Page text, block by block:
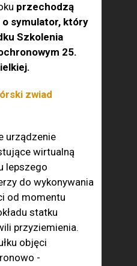
przechodzą
symulator, który
Szkolenia
25.
zwiad
urządzenie
wirtualną
lepszego
do wykonywania
od momentu
statku
przyziemienia.
objęci
-